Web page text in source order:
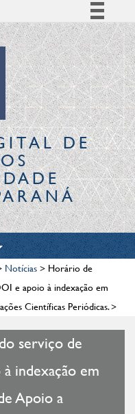
Simplifique!
Comunica BR
Participe
Acesso à informação
Legislação
CanaisDE
Notícias> Horário de
e apoio à indexação em
Científicas Periódicas.>
serviço de
indexação em
Apoio a